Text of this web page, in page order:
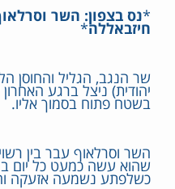
*נס בצפון: השר
חיזבאללה*
שר הנגב, הגליל והחוסן
יהודית) ניצל ברגע
בשטח פתוח בסמוך אליו.
השר וסרלאוף עבר בין
שהוא עשה כמעט כל יום
כשלפתע נשמעה אזעקה